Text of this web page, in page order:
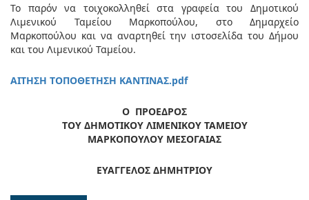
Το παρόν να τοιχοκολληθεί στα γραφεία του Δημοτικού
Λιμενικού Ταμείου Μαρκοπούλου, στο Δημαρχείο
Μαρκοπούλου και να αναρτηθεί την ιστοσελίδα του Δήμου
και του Λιμενικού Ταμείου.
ΑΙΤΗΣΗ ΤΟΠΟΘΕΤΗΣΗ ΚΑΝΤΙΝΑΣ.pdf
Ο ΠΡΟΕΔΡΟΣ
ΤΟΥ ΔΗΜΟΤΙΚΟΥ ΛΙΜΕΝΙΚΟΥ ΤΑΜΕΙΟΥ
ΜΑΡΚΟΠΟΥΛΟΥ ΜΕΣΟΓΑΙΑΣ
ΕΥΑΓΓΕΛΟΣ ΔΗΜΗΤΡΙΟΥ